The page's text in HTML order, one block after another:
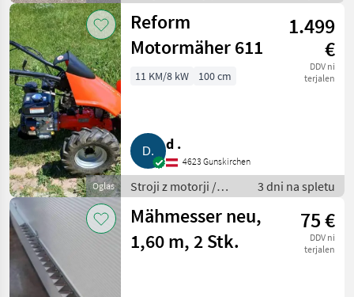
Motorna kosilnica/
prekopalnik
Oglas
Reform
Motormäher 611
1.499
€
DDV ni
terjalen
11 KM/8 kW 100 cm
d .
4623 Gunskirchen
Stroji z motorji /
Motorna kosilnica/
prekopalnik
3 dni na spletu
Mähmesser neu,
1,60 m, 2 Stk.
75 €
DDV ni
terjalen